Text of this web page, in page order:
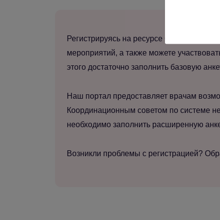
Регистрируясь на ресурсе Gynecology
мероприятий, а также можете
этого достаточно заполнить базовую
Наш портал предоставляет врачам
Координационным советом по системе
необходимо заполнить расширенную
Возникли проблемы с регистрацией?